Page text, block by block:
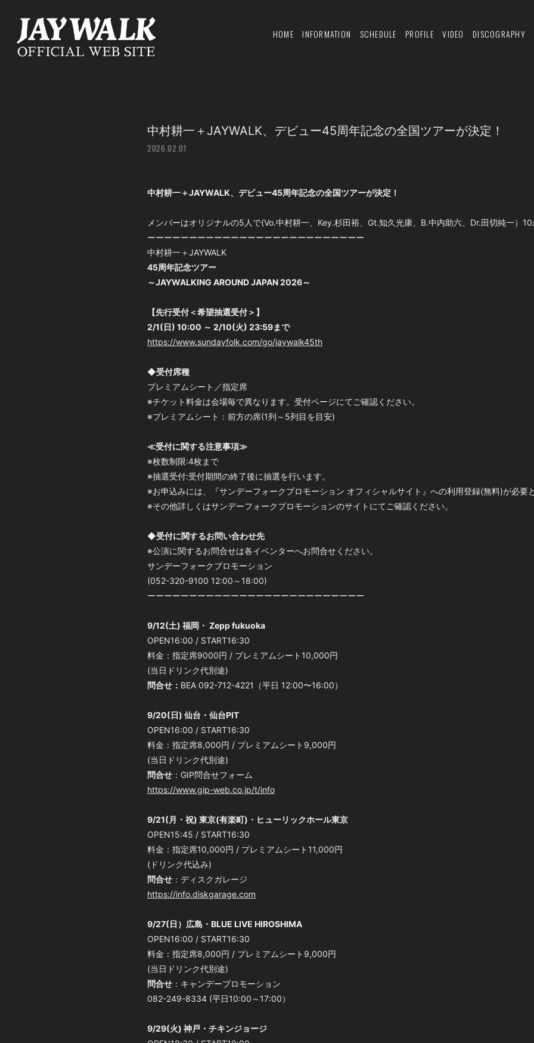
HOME INFORMATION SCHEDULE PROFILE VIDEO DISCOGRAPHY
中村耕一＋JAYWALK、デビュー45周年記念の全国ツアーが決定！
2026.02.01
中村耕一＋JAYWALK、デビュー45周年記念の全国ツアーが決定！
メンバーはオリジナルの5人で(Vo.中村耕一、Key.杉田裕、Gt.知久光康、B.中内助六、Dr.田切純一）10
ーーーーーーーーーーーーーーーーーーーーーーーーーー
中村耕一＋JAYWALK
45周年記念ツアー
～JAYWALKING AROUND JAPAN 2026～
【先行受付＜希望抽選受付＞】
2/1(日) 10:00 ～ 2/10(火) 23:59まで
https://www.sundayfolk.com/go/jaywalk45th
◆受付席種
プレミアムシート／指定席
※チケット料金は会場毎で異なります。受付ページにてご確認ください。
※プレミアムシート：前方の席(1列～5列目を目安)
≪受付に関する注意事項≫
※枚数制限:4枚まで
※抽選受付:受付期間の終了後に抽選を行います。
※お申込みには、『サンデーフォークプロモーション オフィシャルサイト』への利用登録(無料)が必要
※その他詳しくはサンデーフォークプロモーションのサイトにてご確認ください。
◆受付に関するお問い合わせ先
※公演に関するお問合せは各イベンターへお問合せください。
サンデーフォークプロモーション
(052-320-9100 12:00～18:00)
ーーーーーーーーーーーーーーーーーーーーーーーーーー
9/12(土) 福岡・ Zepp fukuoka
OPEN16:00 / START16:30
料金：指定席9000円 / プレミアムシート10,000円
(当日ドリンク代別途)
問合せ： BEA 092-712-4221（平日 12:00〜16:00）
9/20(日) 仙台・仙台PIT
OPEN16:00 / START16:30
料金：指定席8,000円 / プレミアムシート9,000円
(当日ドリンク代別途)
問合せ ：GIP問合せフォーム
https://www.gip-web.co.jp/t/info
9/21(月・祝) 東京(有楽町)・ヒューリックホール東京
OPEN15:45 / START16:30
料金：指定席10,000円 / プレミアムシート11,000円
(ドリンク代込み)
問合せ ：ディスクガレージ
https://info.diskgarage.com
9/27(日）広島・BLUE LIVE HIROSHIMA
OPEN16:00 / START16:30
料金：指定席8,000円 / プレミアムシート9,000円
(当日ドリンク代別途)
問合せ ：キャンデープロモーション
082-249-8334 (平日10:00～17:00）
9/29(火) 神戸・チキンジョージ